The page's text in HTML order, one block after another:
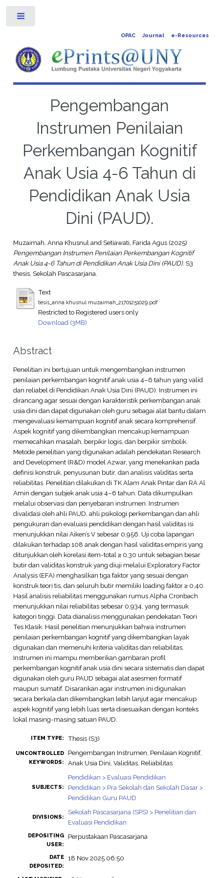
OPAC Journal e-Resources
Pengembangan
Instrumen Penilaian
Perkembangan Kognitif
Anak Usia 4-6 Tahun di
Pendidikan Anak Usia
Dini (PAUD).
Muzaimah, Anna KhusnulandSetiawati, Farida Agus(2025)
Pengembangan Instrumen Penilaian Perkembangan Kognitif
Anak Usia 4-6 Tahun di Pendidikan Anak Usia Dini (PAUD). S3
thesis, Sekolah Pascasarjana.
Text
tesis_anna khusnul muzaimah_21701251029.pdf
Restricted to Registered users only
Download (3MB)
Abstract
Penelitian ini bertujuan untuk mengembangkan instrumen
penilaian perkembangan kognitif anak usia 4–6 tahun yang valid
dan reliabel di Pendidikan Anak Usia Dini (PAUD). Instrumen ini
dirancang agar sesuai dengan karakteristik perkembangan anak
usia dini dan dapat digunakan oleh guru sebagai alat bantu dalam
mengevaluasi kemampuan kognitif anak secara komprehensif.
Aspek kognitif yang dikembangkan mencakup kemampuan
memecahkan masalah, berpikir logis, dan berpikir simbolik.
Metode penelitian yang digunakan adalah pendekatan Research
and Development (R&D) model Azwar, yang menekankan pada
definisi konstruk, penyusunan butir, dan analisis validitas serta
reliabilitas. Penelitian dilakukan di TK Alam Anak Pintar dan RA Al
Amin dengan subjek anak usia 4–6 tahun. Data dikumpulkan
melalui observasi dan penyebaran instrumen. Instrumen
divalidasi oleh ahli PAUD, ahli psikologi perkembangan dan ahli
pengukuran dan evaluasi pendidikan dengan hasil validitas isi
menunjukkan nilai Aiken’s V sebesar 0,956. Uji coba lapangan
dilakukan terhadap 108 anak dengan hasil validitas empiris yang
ditunjukkan oleh korelasi item-total ≥ 0,30 untuk sebagian besar
butir dan validitas konstruk yang diuji melalui Exploratory Factor
Analysis (EFA) menghasilkan tiga faktor yang sesuai dengan
konstruk teori tis, dan seluruh butir memiliki loading faktor ≥ 0,40.
Hasil analisis reliabilitas menggunakan rumus Alpha Cronbach
menunjukkan nilai reliabilitas sebesar 0,934, yang termasuk
kategori tinggi. Data dianalisis menggunakan pendekatan Teori
Tes Klasik. Hasil penelitian menunjukkan bahwa instrumen
penilaian perkembangan kognitif yang dikembangkan layak
digunakan dan memenuhi kriteria validitas dan reliabilitas.
Instrumen ini mampu memberikan gambaran profil
perkembangan kognitif anak usia dini secara sistematis dan dapat
digunakan oleh guru PAUD sebagai alat asesmen formatif
maupun sumatif. Disarankan agar instrumen ini digunakan
secara berkala dan dikembangkan lebih lanjut agar mencakup
aspek kognitif yang lebih luas serta disesuaikan dengan konteks
lokal masing-masing satuan PAUD.
ITEM TYPE: Thesis (S3)
UNCONTROLLED
KEYWORDS:
Pengembangan Instrumen, Penilaian Kognitif,
Anak Usia Dini, Validitas, Reliabilitas
SUBJECTS:
Pendidikan > Evaluasi Pendidikan
Pendidikan > Pra Sekolah dan Sekolah Dasar >
Pendidikan Guru PAUD
DIVISIONS:
Sekolah Pascasarjana (SPS) > Penelitian dan
Evaluasi Pendidikan
DEPOSITING
USER:
Perpustakaan Pascasarjana
DATE
DEPOSITED:
18 Nov 2025 06:50